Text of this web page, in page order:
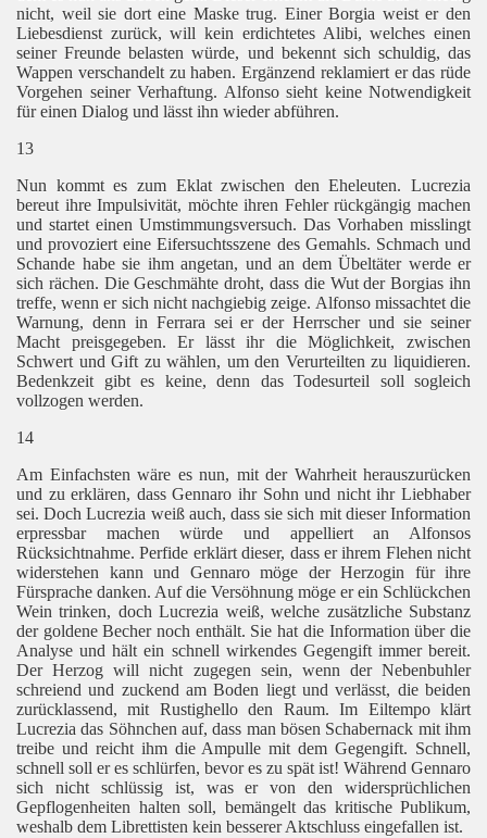
nicht, weil sie dort eine Maske trug. Einer Borgia weist er den
Liebesdienst zurück, will kein erdichtetes Alibi, welches einen
seiner Freunde belasten würde, und bekennt sich schuldig, das
Wappen verschandelt zu haben. Ergänzend reklamiert er das rüde
Vorgehen seiner Verhaftung. Alfonso sieht keine Notwendigkeit
für einen Dialog und lässt ihn wieder abführen.
13
Nun kommt es zum Eklat zwischen den Eheleuten. Lucrezia
bereut ihre Impulsivität, möchte ihren Fehler rückgängig machen
und startet einen Umstimmungsversuch. Das Vorhaben misslingt
und provoziert eine Eifersuchtsszene des Gemahls. Schmach und
Schande habe sie ihm angetan, und an dem Übeltäter werde er
sich rächen. Die Geschmähte droht, dass die Wut der Borgias ihn
treffe, wenn er sich nicht nachgiebig zeige. Alfonso missachtet die
Warnung, denn in Ferrara sei er der Herrscher und sie seiner
Macht preisgegeben. Er lässt ihr die Möglichkeit, zwischen
Schwert und Gift zu wählen, um den Verurteilten zu liquidieren.
Bedenkzeit gibt es keine, denn das Todesurteil soll sogleich
vollzogen werden.
14
Am Einfachsten wäre es nun, mit der Wahrheit herauszurücken
und zu erklären, dass Gennaro ihr Sohn und nicht ihr Liebhaber
sei. Doch Lucrezia weiß auch, dass sie sich mit dieser Information
erpressbar machen würde und appelliert an Alfonsos
Rücksichtnahme. Perfide erklärt dieser, dass er ihrem Flehen nicht
widerstehen kann und Gennaro möge der Herzogin für ihre
Fürsprache danken. Auf die Versöhnung möge er ein Schlückchen
Wein trinken, doch Lucrezia weiß, welche zusätzliche Substanz
der goldene Becher noch enthält. Sie hat die Information über die
Analyse und hält ein schnell wirkendes Gegengift immer bereit.
Der Herzog will nicht zugegen sein, wenn der Nebenbuhler
schreiend und zuckend am Boden liegt und verlässt, die beiden
zurücklassend, mit Rustighello den Raum. Im Eiltempo klärt
Lucrezia das Söhnchen auf, dass man bösen Schabernack mit ihm
treibe und reicht ihm die Ampulle mit dem Gegengift. Schnell,
schnell soll er es schlürfen, bevor es zu spät ist! Während Gennaro
sich nicht schlüssig ist, was er von den widersprüchlichen
Gepflogenheiten halten soll, bemängelt das kritische Publikum,
weshalb dem Librettisten kein besserer Aktschluss eingefallen ist.
2)